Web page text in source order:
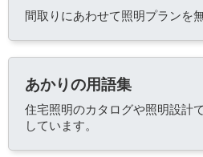
間取りにあわせて照明プランを
あかりの用語集
住宅照明のカタログや照明設計
しています。